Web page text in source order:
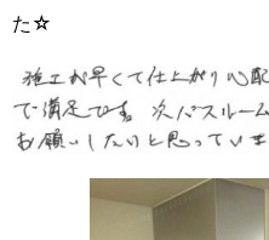
た☆